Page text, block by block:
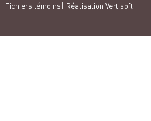
Fichiers témoins Réalisation Vertisoft